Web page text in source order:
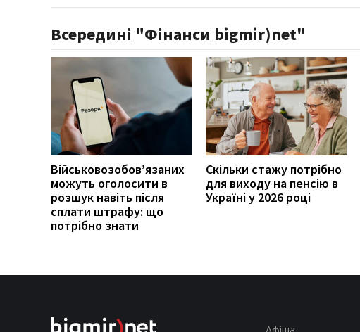
Всередині "Фінанси bigmir)net"
Військовозобов’язаних
можуть оголосити в
розшук навіть після
сплати штрафу: що
потрібно знати
Скільки стажу потрібно
для виходу на пенсію в
Україні у 2026 році